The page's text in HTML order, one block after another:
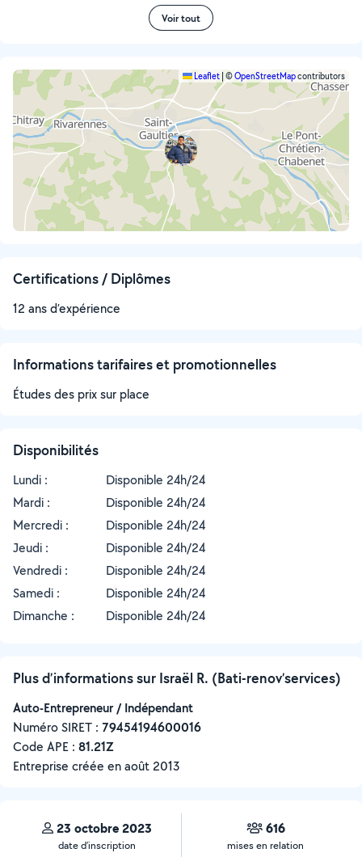
Voir tout
Leaflet ©OpenStreetMapcontributors
Certifications / Diplômes
12 ans d’expérience
Informations tarifaires et promotionnelles
Études des prix sur place
Disponibilités
Lundi :
Disponible 24h/24
Mardi :
Disponible 24h/24
Mercredi :
Disponible 24h/24
Jeudi :
Disponible 24h/24
Vendredi :
Disponible 24h/24
Samedi :
Disponible 24h/24
Dimanche :
Disponible 24h/24
Plus d’informations sur Israël R. (Bati-renov’services)
Auto-Entrepreneur / Indépendant
Numéro SIRET : ‍79454194600016
Code APE : 81.21Z
Entreprise créée enaoût 2013
23 octobre 2023
date d’inscription
616
mises en relation